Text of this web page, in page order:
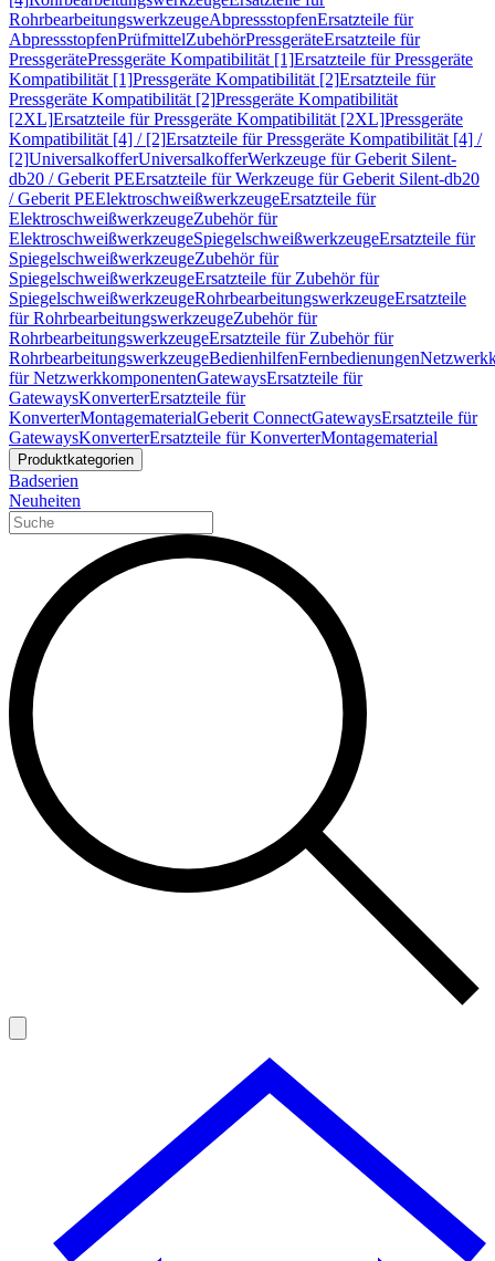
RohrbearbeitungswerkzeugeAbpressstopfenErsatzteile für
AbpressstopfenPrüfmittelZubehörPressgeräteErsatzteile für
PressgerätePressgeräte Kompatibilität [1]Ersatzteile für Pressgeräte
Kompatibilität [1]Pressgeräte Kompatibilität [2]Ersatzteile für
Pressgeräte Kompatibilität [2]Pressgeräte Kompatibilität
[2XL]Ersatzteile für Pressgeräte Kompatibilität [2XL]Pressgeräte
Kompatibilität [4] / [2]Ersatzteile für Pressgeräte Kompatibilität [4] /
[2]UniversalkofferUniversalkofferWerkzeuge für Geberit Silent-
db20 / Geberit PEErsatzteile für Werkzeuge für Geberit Silent-db20
/ Geberit PEElektroschweißwerkzeugeErsatzteile für
ElektroschweißwerkzeugeZubehör für
ElektroschweißwerkzeugeSpiegelschweißwerkzeugeErsatzteile für
SpiegelschweißwerkzeugeZubehör für
SpiegelschweißwerkzeugeErsatzteile für Zubehör für
SpiegelschweißwerkzeugeRohrbearbeitungswerkzeugeErsatzteile
für RohrbearbeitungswerkzeugeZubehör für
RohrbearbeitungswerkzeugeErsatzteile für Zubehör für
RohrbearbeitungswerkzeugeBedienhilfenFernbedienungen
für NetzwerkkomponentenGatewaysErsatzteile für
GatewaysKonverterErsatzteile für
KonverterMontagematerialGeberit ConnectGatewaysErsatzteile für
GatewaysKonverterErsatzteile für KonverterMontagematerial
Produktkategorien
Badserien
Neuheiten